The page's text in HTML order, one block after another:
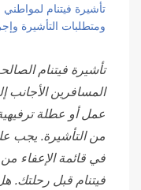
تأشيرة فيتنام لمواطني
ومتطلبات التأشيرة
تأشيرة فيتنام
المسافرين الأجانب
عمل أو عطلة
من التأشيرة. يجب
في قائمة الإعفاء من
فيتنام قبل رحلتك.